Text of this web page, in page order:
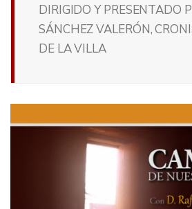
DIRIGIDO Y PRESENTADO
SÁNCHEZ VALERÓN,
DE LA VILLA